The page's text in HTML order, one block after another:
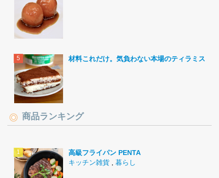
材料これだけ。気負わない本場のティラミス。
商品ランキング
高級フライパン PENTA
キッチン雑貨
暮らし